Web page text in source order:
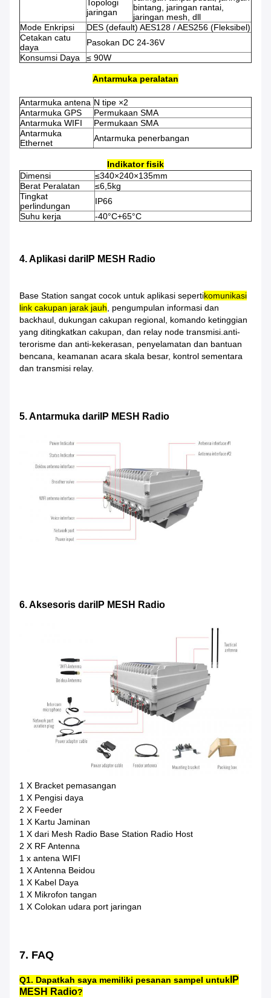
Topologi
jaringan
bintang, jaringan rantai,
jaringan mesh, dll
Mode Enkripsi
DES (default) AES128 / AES256 (Fleksibel)
Cetakan catu
daya
Pasokan DC 24-36V
Konsumsi Daya
≤ 90W
Antarmuka peralatan
Antarmuka antena N tipe ×2
Antarmuka GPS
Permukaan SMA
Antarmuka WIFI
Permukaan SMA
Antarmuka
Ethernet
Antarmuka penerbangan
Indikator fisik
Dimensi
≤340×240×135mm
Berat Peralatan
≤6,5kg
Tingkat
perlindungan
IP66
Suhu kerja
-40°C+65°C
4. Aplikasi dari IP MESH Radio
Base Station sangat cocok untuk aplikasi sepertikomunikasi
link cakupan jarak jauh, pengumpulan informasi dan
backhaul, dukungan cakupan regional, komando ketinggian
yang ditingkatkan cakupan, dan relay node transmisi.anti-
terorisme dan anti-kekerasan, penyelamatan dan bantuan
bencana, keamanan acara skala besar, kontrol sementara
dan transmisi relay.
5. Antarmuka dari IP MESH Radio
6. Aksesoris dari IP MESH Radio
1 X Bracket pemasangan
1 X Pengisi daya
2 X Feeder
1 X Kartu Jaminan
1 X dari Mesh Radio Base Station Radio Host
2 X RF Antenna
1 x antena WIFI
1 X Antenna Beidou
1 X Kabel Daya
1 X Mikrofon tangan
1 X Colokan udara port jaringan
7. FAQ
Q1. Dapatkah saya memiliki pesanan sampel untuk IP
MESH Radio?